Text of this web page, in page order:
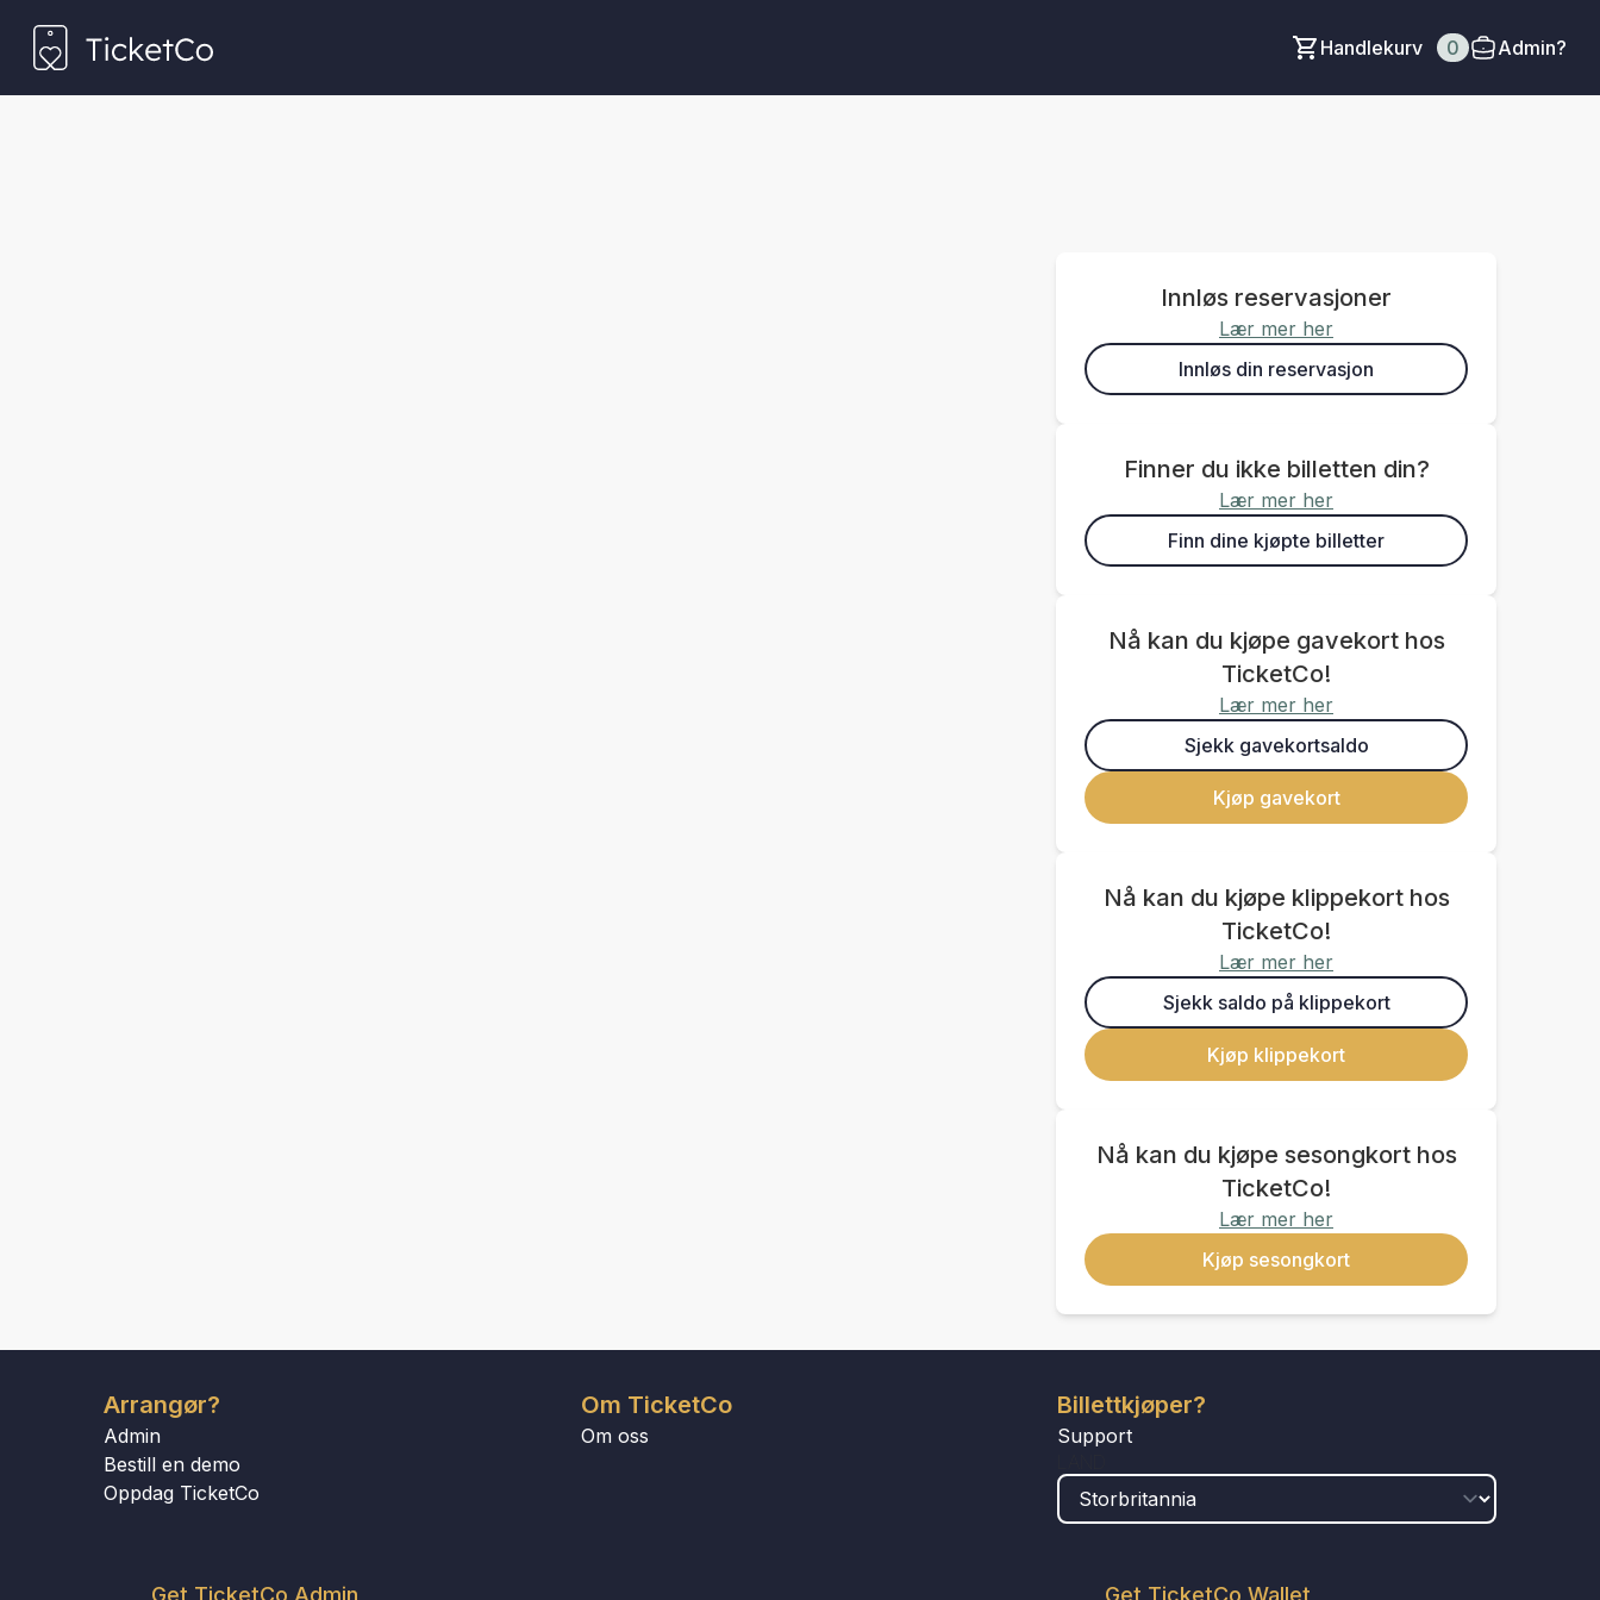
Handlekurv 0 Admin?
Innløs reservasjoner
Lær mer her
Innløs din reservasjon
Finner du ikke billetten din?
Lær mer her
Finn dine kjøpte billetter
Nå kan du kjøpe gavekort hos
TicketCo!
Lær mer her
Sjekk gavekortsaldo
Kjøp gavekort
Nå kan du kjøpe klippekort hos
TicketCo!
Lær mer her
Sjekk saldo på klippekort
Kjøp klippekort
Nå kan du kjøpe sesongkort hos
TicketCo!
Lær mer her
Kjøp sesongkort
Arrangør?
Admin
Bestill en demo
Oppdag TicketCo
Get TicketCo Admin
Om TicketCo
Om oss
Billettkjøper?
Support
Get TicketCo Wallet